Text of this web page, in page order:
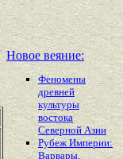
Новое веяние:
Феномены
древней
культуры
востока
Северной Азии
Рубеж Империи:
Варвары.